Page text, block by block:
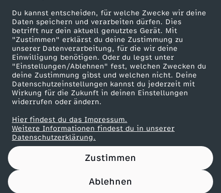
Du kannst entscheiden, für welche Zwecke wir deine
Daten speichern und verarbeiten dürfen. Dies
betrifft nur dein aktuell genutztes Gerät. Mit
"Zustimmen" erklärst du deine Zustimmung zu
unserer Datenverarbeitung, für die wir deine
Einwilligung benötigen. Oder du legst unter
"Einstellungen/Ablehnen" fest, welchen Zwecken du
deine Zustimmung gibst und welchen nicht. Deine
Datenschutzeinstellungen kannst du jederzeit mit
Wirkung für die Zukunft in deinen Einstellungen
widerrufen oder ändern.
Hier findest du das Impressum.
Weitere Informationen findest du in unserer
Datenschutzerklärung.
Zustimmen
Ablehnen
ZDF goes Schule
Werbefernsehen
Mainzelmännchen
Partner
Nutzungsbedingungen